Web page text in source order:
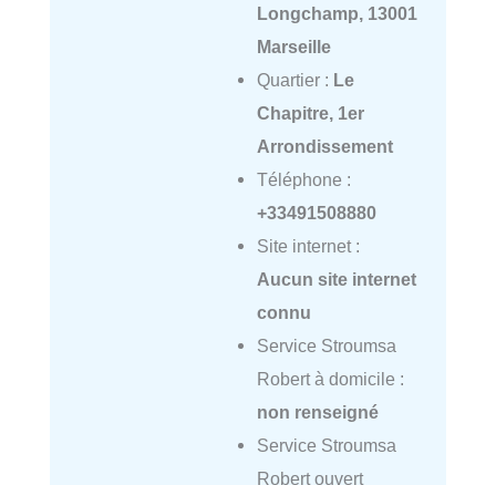
Longchamp, 13001
Marseille
Quartier : Le
Chapitre, 1er
Arrondissement
Téléphone :
+33491508880
Site internet :
Aucun site internet
connu
Service Stroumsa
Robert à domicile :
non renseigné
Service Stroumsa
Robert ouvert